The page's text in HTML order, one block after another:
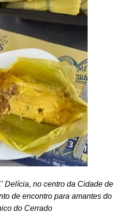
Delícia, no centro da Cidade de
de encontro para amantes do
do Cerrado